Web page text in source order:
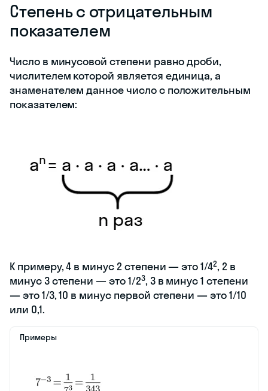
Степень с отрицательным
показателем
Число в минусовой степени равно дроби,
числителем которой является единица, а
знаменателем данное число с положительным
показателем:
К примеру, 4 в минус 2 степени — это 1/42, 2 в
минус 3 степени — это 1/23, 3 в минус 1 степени
— это 1/3, 10 в минус первой степени — это 1/10
или 0,1.
Примеры